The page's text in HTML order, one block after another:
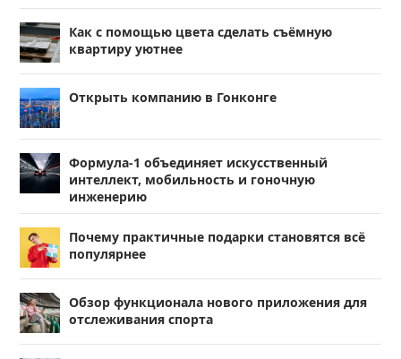
Как с помощью цвета сделать съёмную
квартиру уютнее
Открыть компанию в Гонконге
Формула-1 объединяет искусственный
интеллект, мобильность и гоночную
инженерию
Почему практичные подарки становятся всё
популярнее
Обзор функционала нового приложения для
отслеживания спорта